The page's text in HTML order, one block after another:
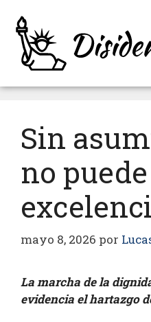
Sin
no
mayo 8, 2026 por
La marcha de la
evidencia el hartazgo